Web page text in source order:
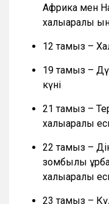
Африка мен
халықаралық
12 тамыз –
19 тамыз –
күні
21 тамыз –
халықаралық
22 тамыз –
зомбылық
халықаралық
23 тамыз –